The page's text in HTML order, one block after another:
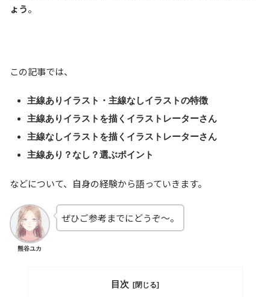
ょう。
この記事では、
主線ありイラスト・主線なしイラストの特徴
主線ありイラストを描くイラストレーターさん
主線なしイラストを描くイラストレーターさん
主線あり？なし？選ぶポイント
などについて、自身の経験から語っていきます。
熊谷ユカ
ぜひご参考までにどうぞ～。
目次